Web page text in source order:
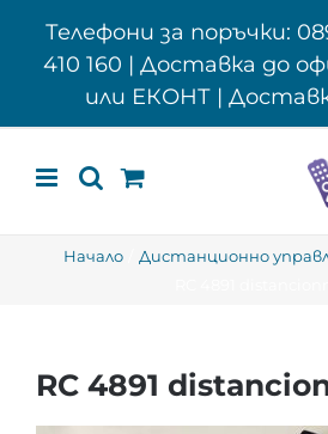
Телефони за поръчки:
410 160 | Доставка до
или ЕКОНТ |
Начало
Дистанционно
RC 4891